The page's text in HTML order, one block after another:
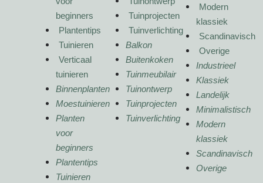
beginners
Plantentips
Tuinieren
Verticaal
tuinieren
Binnenplanten
Moestuinieren
Planten
voor
beginners
Plantentips
Tuinieren
Tuinprojecten
Tuinverlichting
Balkon
Buitenkoken
Tuinmeubilair
Tuinontwerp
Tuinprojecten
Tuinverlichting
Modern
klassiek
Scandinavisch
Overige
Industrieel
Klassiek
Landelijk
Minimalistisch
Modern
klassiek
Scandinavisch
Overige